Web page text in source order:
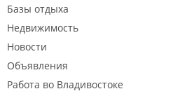
Базы отдыха
Недвижимость
Новости
Объявления
Работа во Владивостоке